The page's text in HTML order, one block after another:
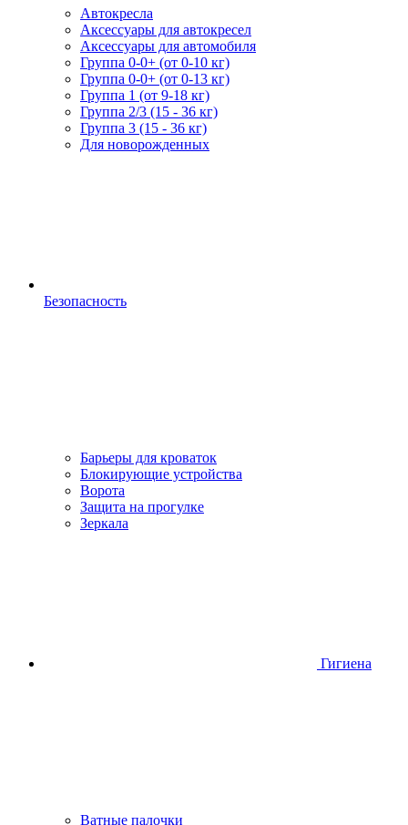
Автокресла
Аксессуары для автокресел
Аксессуары для автомобиля
Группа 0-0+ (от 0-10 кг)
Группа 0-0+ (от 0-13 кг)
Группа 1 (от 9-18 кг)
Группа 2/3 (15 - 36 кг)
Группа 3 (15 - 36 кг)
Для новорожденных
Безопасность
Барьеры для кроваток
Блокирующие устройства
Ворота
Защита на прогулке
Зеркала
Гигиена
Ватные палочки